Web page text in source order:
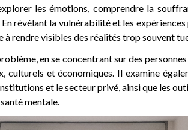
les émotions, comprendre la
révélant la vulnérabilité et les
rendre visibles des réalités trop souvent
en se concentrant sur des
culturels et économiques. Il examine
et le secteur privé, ainsi que les
mentale.